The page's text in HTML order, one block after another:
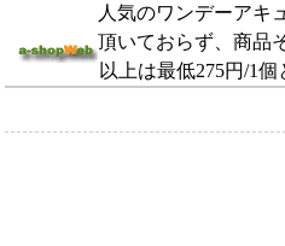
人気のワンデーアキ
頂いておらず、商品
以上は最低275円/1